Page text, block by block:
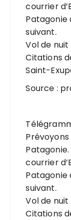
courrier
Patagonie
suivant.
Vol de nuit
Citations
Saint-
Source :
courrier
Patagonie
suivant.
Vol de nuit
Citations